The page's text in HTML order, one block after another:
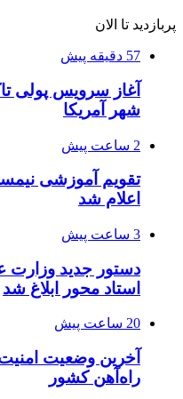
پربازدید تا الان
57 دقیقه پیش
آغاز سرویس پولی
شهر آمریکا
2 ساعت پیش
تقویم آموزشی
اعلام شد
3 ساعت پیش
دستور جدید وزارت
استاد محور ابلاغ شد
20 ساعت پیش
آخرین وضعیت
راه‌آهن کشور